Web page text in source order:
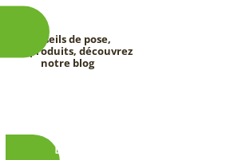
Conseils de pose,
tests produits, découvrez
notre blog